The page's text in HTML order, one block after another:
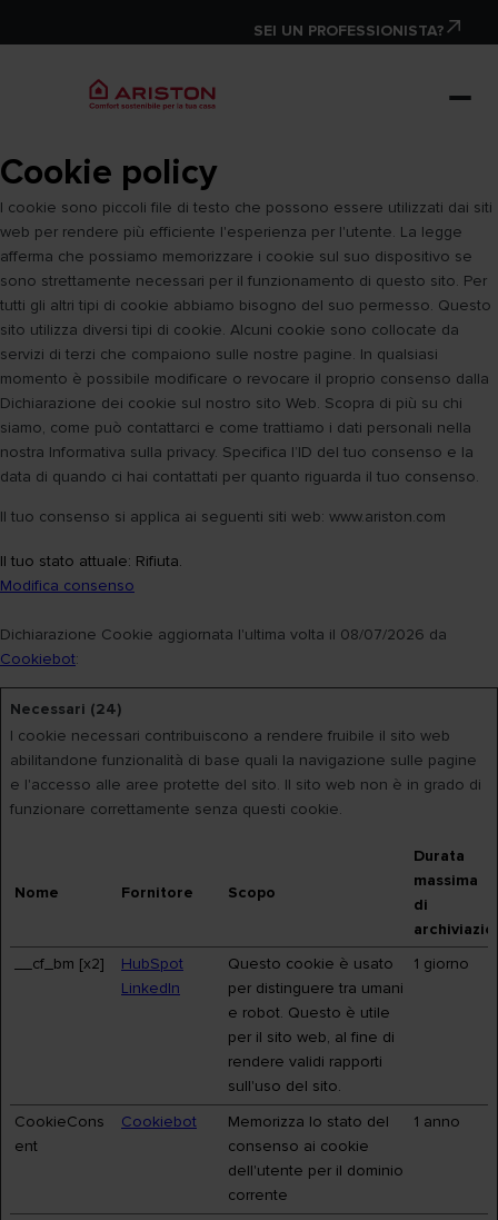
SEI UN PROFESSIONISTA?
Cookie policy
I cookie sono piccoli file di testo che possono essere utilizzati dai siti
web per rendere più efficiente l'esperienza per l'utente. La legge
afferma che possiamo memorizzare i cookie sul suo dispositivo se
sono strettamente necessari per il funzionamento di questo sito. Per
tutti gli altri tipi di cookie abbiamo bisogno del suo permesso. Questo
sito utilizza diversi tipi di cookie. Alcuni cookie sono collocate da
servizi di terzi che compaiono sulle nostre pagine. In qualsiasi
momento è possibile modificare o revocare il proprio consenso dalla
Dichiarazione dei cookie sul nostro sito Web. Scopra di più su chi
siamo, come può contattarci e come trattiamo i dati personali nella
nostra Informativa sulla privacy. Specifica l’ID del tuo consenso e la
data di quando ci hai contattati per quanto riguarda il tuo consenso.
Il tuo consenso si applica ai seguenti siti web: www.ariston.com
Il tuo stato attuale: Rifiuta.
Modifica consenso
Dichiarazione Cookie aggiornata l'ultima volta il 08/07/2026 da
Cookiebot:
Necessari (24)
I cookie necessari contribuiscono a rendere fruibile il sito web
abilitandone funzionalità di base quali la navigazione sulle pagine
e l'accesso alle aree protette del sito. Il sito web non è in grado di
funzionare correttamente senza questi cookie.
Nome Fornitore Scopo
Durata
massima
di
__cf_bm [x2]
HubSpot
LinkedIn
Questo cookie è usato
per distinguere tra umani
e robot. Questo è utile
per il sito web, al fine di
rendere validi rapporti
sull'uso del sito.
1 giorno
CookieCons
ent
Cookiebot
Memorizza lo stato del
consenso ai cookie
dell'utente per il dominio
corrente
1 anno